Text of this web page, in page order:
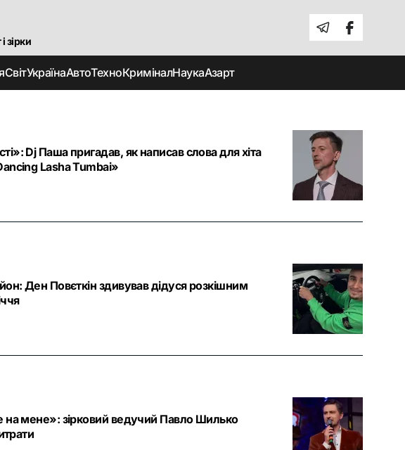
зірки
СвітУкраїнаАвтоТехноКриміналНаукаАзарт
Dj Паша пригадав, як написав слова для хіта
Lasha Tumbai»
Ден Повєткін здивував дідуся розкішним
мене»: зірковий ведучий Павло Шилько